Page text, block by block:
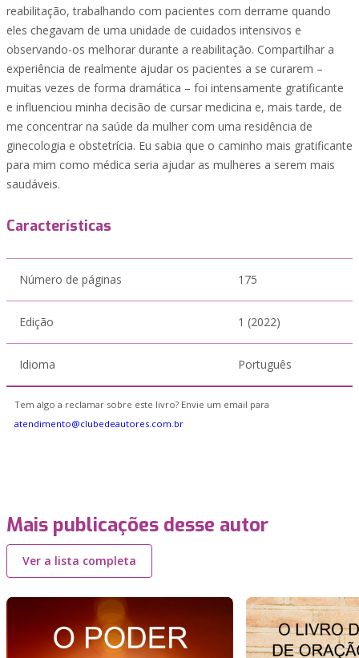
reabilitação, trabalhando com pacientes com derrame quando
eles chegavam de uma unidade de cuidados intensivos e
observando-os melhorar durante a reabilitação. Compartilhar a
experiência de realmente ajudar os pacientes a se curarem –
muitas vezes de forma dramática – foi intensamente gratificante
e influenciou minha decisão de cursar medicina e, mais tarde, de
me concentrar na saúde da mulher com uma residência de
ginecologia e obstetrícia. Eu sabia que o caminho mais gratificante
para mim como médica seria ajudar as mulheres a serem mais
saudáveis.
Características
Número de páginas 175
Edição 1 (2022)
Idioma Português
Tem algo a reclamar sobre este livro? Envie um email para
atendimento@clubedeautores.com.br
Mais publicações desse autor
Ver a lista completa